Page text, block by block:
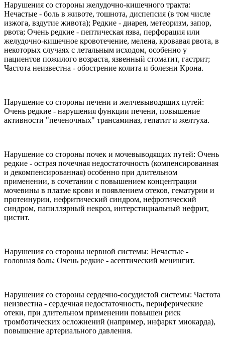
Нарушения со стороны желудочно-кишечного тракта:
Нечастые - боль в животе, тошнота, диспепсия (в том числе
изжога, вздутие живота); Редкие - диарея, метеоризм, запор,
рвота; Очень редкие - пептическая язва, перфорация или
желудочно-кишечное кровотечение, мелена, кровавая рвота, в
некоторых случаях с летальным исходом, особенно у
пациентов пожилого возраста, язвенный стоматит, гастрит;
Частота неизвестна - обострение колита и болезни Крона.
Нарушение со стороны печени и желчевыводящих путей:
Очень редкие - нарушения функции печени, повышение
активности "печеночных" трансаминаз, гепатит и желтуха.
Нарушение со стороны почек и мочевыводящих путей: Очень
редкие - острая почечная недостаточность (компенсированная
и декомпенсированная) особенно при длительном
применении, в сочетании с повышением концентрации
мочевины в плазме крови и появлением отеков, гематурии и
протеинурии, нефритический синдром, нефротический
синдром, папиллярный некроз, интерстициальный нефрит,
цистит.
Нарушения со стороны нервной системы: Нечастые -
головная боль; Очень редкие - асептический менингит.
Нарушения со стороны сердечно-сосудистой системы: Частота
неизвестна - сердечная недостаточность, периферические
отеки, при длительном применении повышен риск
тромботических осложнений (например, инфаркт миокарда),
повышение артериального давления.